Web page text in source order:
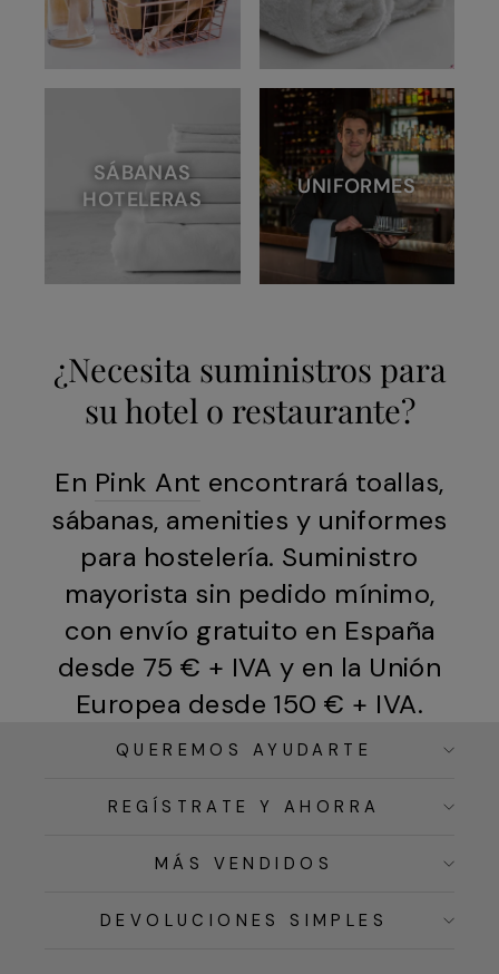
SÁBANAS
HOTELERAS
UNIFORMES
¿Necesita suministros para
su hotel o restaurante?
En Pink Ant encontrará toallas,
sábanas, amenities y uniformes
para hostelería. Suministro
mayorista sin pedido mínimo,
con envío gratuito en España
desde 75 € + IVA y en la Unión
Europea desde 150 € + IVA.
QUEREMOS AYUDARTE
REGÍSTRATE Y AHORRA
MÁS VENDIDOS
DEVOLUCIONES SIMPLES